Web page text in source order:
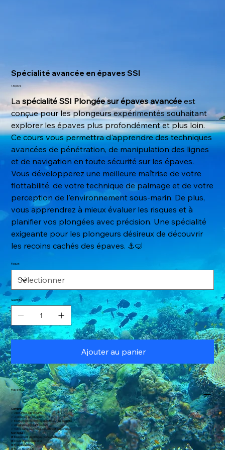
Spécialité avancée en épaves SSI
Prix
130,00 €
Laspécialité SSI Plongée sur épaves avancée est
conçue pour les plongeurs expérimentés souhaitant
explorer les épaves plus profondément et plus loin.
Ce cours vous permettra d'apprendre des techniques
avancées de pénétration, de manipulation des lignes
et de navigation en toute sécurité sur les épaves.
Vous développerez une meilleure maîtrise de votre
flottabilité, de votre technique de palmage et de votre
perception de l'environnement sous-marin. De plus,
vous apprendrez à mieux évaluer les risques et à
planifier vos plongées avec précision. Une spécialité
exigeante pour les plongeurs désireux de découvrir
les recoins cachés des épaves. ⚓🤿
Paquet
Quantité
Ajouter au panier
Plus d'infos
Compris:
✅ Apprentissage en ligne
✅ 2 plongées en eau libre
✅ Équipement de plongée spécifique à la spécialité
✅ Assurance pendant le cours
✅ Votre carte électronique (certificat de plongée)
Non inclus :
❌ Équipement de plongée (personnel)
❌ Cours supplémentaires
❌ Frais d'entrée
❌ Repas facultatifs